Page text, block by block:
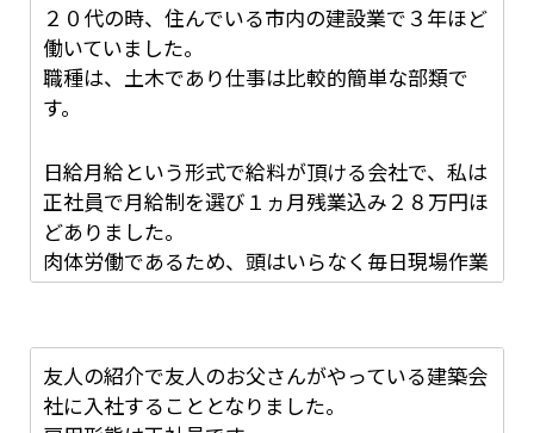
震災はどうしようもないことです。
しかしそれによる現場の遅れで迷惑をかけること
はわかっているものの、そんな時ほど酷くなる暴
言やクレームに追い詰められるようになりまし
「震災なんてうちには関係ない」「商品が工場で
作れないならお前が作って持ってこい」「メーカ
ーに謝りに来させろ」そんな言葉は日常茶飯事で
いつしか眠れなくなり、食事を必要と感じなくな
り、とうとう家で腹部の激痛により動けなくなっ
た時に自分はもう無理なのだと悟り退職に至りま
２０代の時、住んでいる市内の建設業で３年ほど
働いていました。
職種は、土木であり仕事は比較的簡単な部類で
す。
日給月給という形式で給料が頂ける会社で、私は
正社員で月給制を選び１ヵ月残業込み２８万円ほ
どありました。
肉体労働であるため、頭はいらなく毎日現場作業
が行われます。
社員は、１０人ほどしかいなく小さな自営業的な
友人の紹介で友人のお父さんがやっている建築会
社に入社することとなりました。